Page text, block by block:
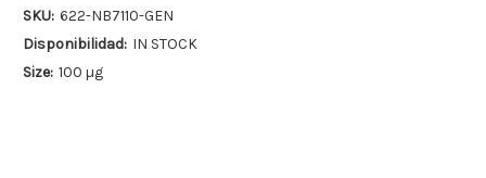
SKU: 622-NB7110-GEN
Disponibilidad: IN STOCK
Size: 100 µg